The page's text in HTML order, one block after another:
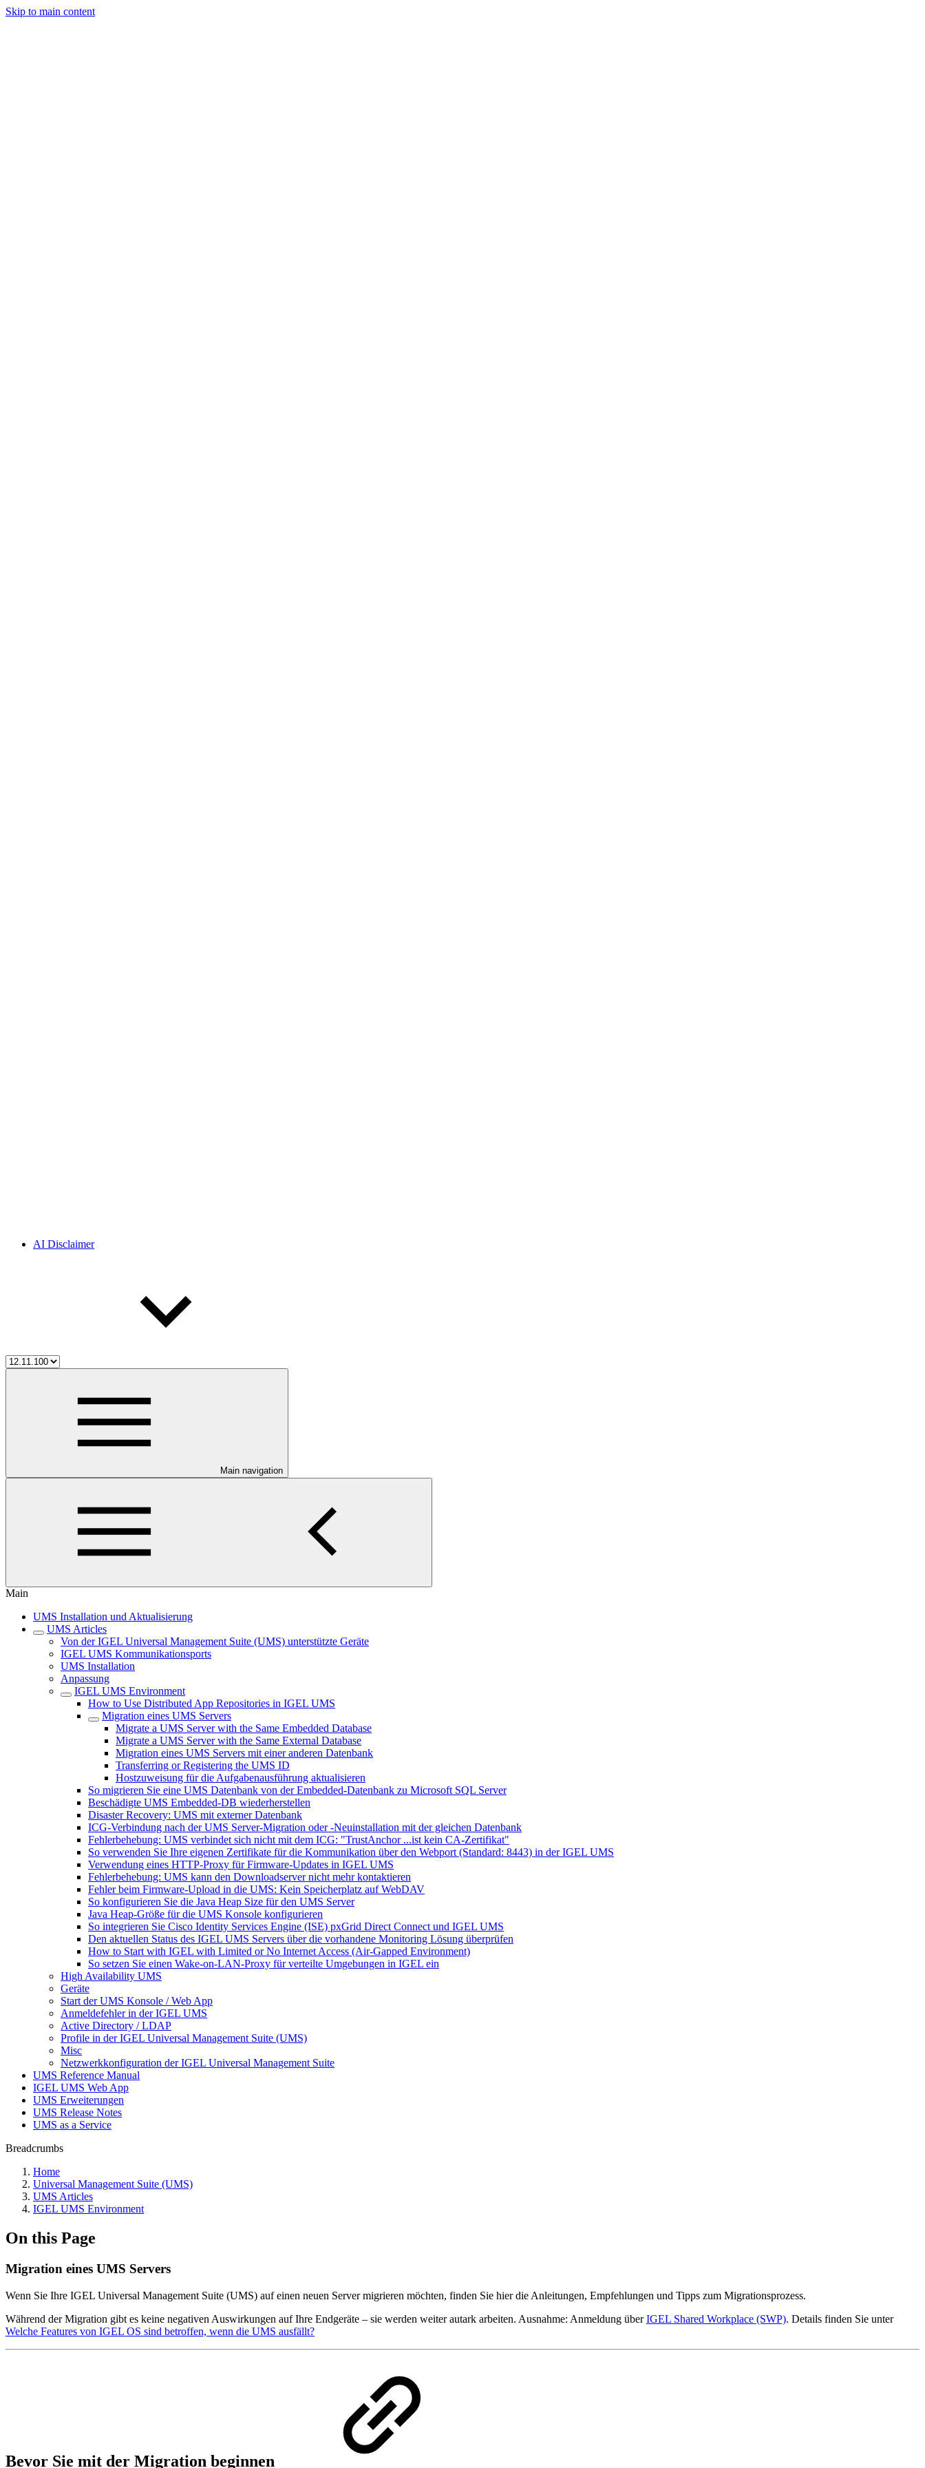
Skip to main content
AI Disclaimer
Main navigation
Main
UMS Installation und Aktualisierung
UMS Articles
Von der IGEL Universal Management Suite (UMS) unterstützte Geräte
IGEL UMS Kommunikationsports
UMS Installation
Anpassung
IGEL UMS Environment
How to Use Distributed App Repositories in IGEL UMS
Migration eines UMS Servers
Migrate a UMS Server with the Same Embedded Database
Migrate a UMS Server with the Same External Database
Migration eines UMS Servers mit einer anderen Datenbank
Transferring or Registering the UMS ID
Hostzuweisung für die Aufgabenausführung aktualisieren
So migrieren Sie eine UMS Datenbank von der Embedded-Datenbank zu Microsoft SQL Server
Beschädigte UMS Embedded-DB wiederherstellen
Disaster Recovery: UMS mit externer Datenbank
ICG-Verbindung nach der UMS Server-Migration oder -Neuinstallation mit der gleichen Datenbank
Fehlerbehebung: UMS verbindet sich nicht mit dem ICG: "TrustAnchor ...ist kein CA-Zertifikat"
So verwenden Sie Ihre eigenen Zertifikate für die Kommunikation über den Webport (Standard: 8443) in der IGEL UMS
Verwendung eines HTTP-Proxy für Firmware-Updates in IGEL UMS
Fehlerbehebung: UMS kann den Downloadserver nicht mehr kontaktieren
Fehler beim Firmware-Upload in die UMS: Kein Speicherplatz auf WebDAV
So konfigurieren Sie die Java Heap Size für den UMS Server
Java Heap-Größe für die UMS Konsole konfigurieren
So integrieren Sie Cisco Identity Services Engine (ISE) pxGrid Direct Connect und IGEL UMS
Den aktuellen Status des IGEL UMS Servers über die vorhandene Monitoring Lösung überprüfen
How to Start with IGEL with Limited or No Internet Access (Air-Gapped Environment)
So setzen Sie einen Wake-on-LAN-Proxy für verteilte Umgebungen in IGEL ein
High Availability UMS
Geräte
Start der UMS Konsole / Web App
Anmeldefehler in der IGEL UMS
Active Directory / LDAP
Profile in der IGEL Universal Management Suite (UMS)
Misc
Netzwerkkonfiguration der IGEL Universal Management Suite
UMS Reference Manual
IGEL UMS Web App
UMS Erweiterungen
UMS Release Notes
UMS as a Service
Breadcrumbs
Home
Universal Management Suite (UMS)
UMS Articles
IGEL UMS Environment
On this Page
Migration eines UMS Servers
Wenn Sie Ihre IGEL Universal Management Suite (UMS) auf einen neuen Server migrieren möchten, finden Sie hier die Anleitungen, Empfehlungen und Tipps zum Migrationsprozess.
Während der Migration gibt es keine negativen Auswirkungen auf Ihre Endgeräte – sie werden weiter autark arbeiten. Ausnahme: Anmeldung überIGEL Shared Workplace (SWP). Details finden Sie unter
Welche Features von IGEL OS sind betroffen, wenn die UMS ausfällt?
Bevor Sie mit der Migration beginnen